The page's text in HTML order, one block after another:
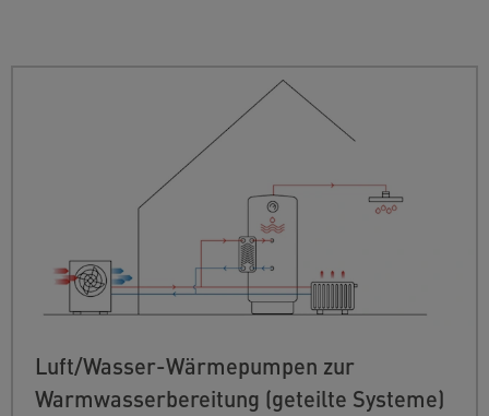
Luft/Wasser-Wärmepumpen zur
Warmwasserbereitung (geteilte Systeme)